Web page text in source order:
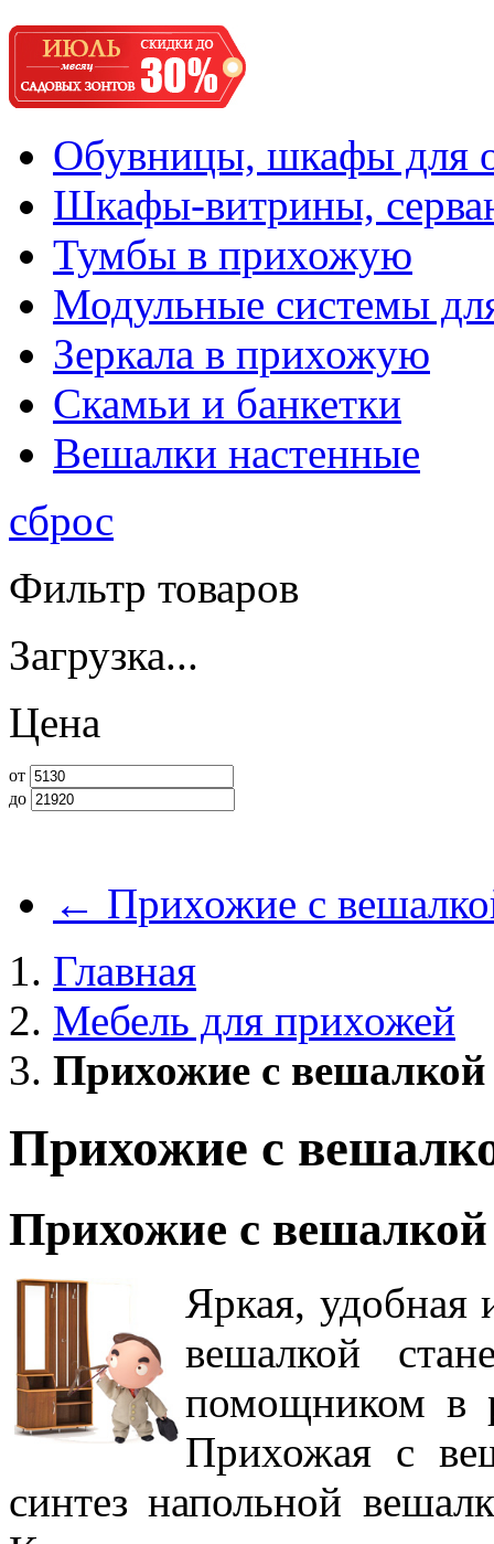
Обувницы, шкафы для
Шкафы-витрины,
Тумбы в прихожую
Модульные системы
Зеркала в прихожую
Скамьи и банкетки
Вешалки настенные
сброс
Фильтр товаров
Загрузка...
Цена
от
до
← Прихожие с
Главная
Мебель для прихожей
Прихожие с вешалкой
Прихожие с
Прихожие с вешалкой
Яркая, удобная
вешалкой
помощником в
Прихожая с
синтез напольной